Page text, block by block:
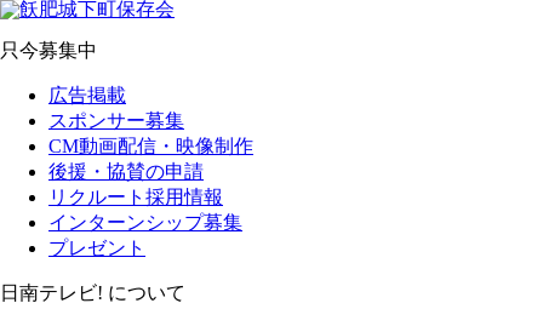
只今募集中
広告掲載
スポンサー募集
CM動画配信・映像制作
後援・協賛の申請
リクルート採用情報
インターンシップ募集
プレゼント
日南テレビ! について